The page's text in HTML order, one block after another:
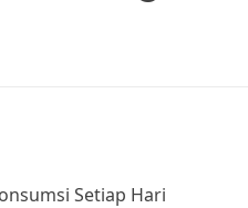
Setiap Hari